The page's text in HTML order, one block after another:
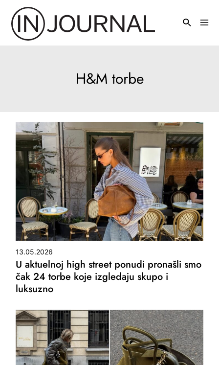
sadržaj
H&M torbe
13.05.2026
U aktuelnoj high street ponudi pronašli smo
čak 24 torbe koje izgledaju skupo i
luksuzno